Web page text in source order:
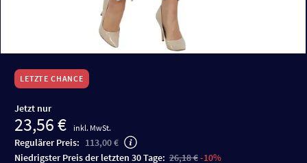
LETZTE CHANCE
Jetzt nur
23,56 € inkl. MwSt.
Regulärer Preis: 113,00 €
niedrigster Preis der letzten 30 Tage: 26,18 €-10%